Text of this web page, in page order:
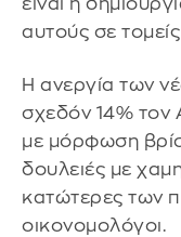
αυτούς σε
Η ανεργία των
σχεδόν 14% τον
με μόρφωση
δουλειές με
κατώτερες των
οικονομολόγοι.